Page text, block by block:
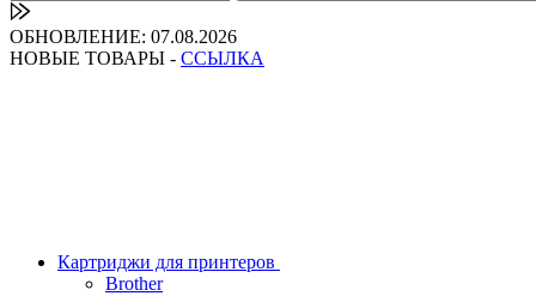
ОБНОВЛЕНИЕ: 07.08.2026
НОВЫЕ ТОВАРЫ - ССЫЛКА
Картриджи для принтеров
Brother